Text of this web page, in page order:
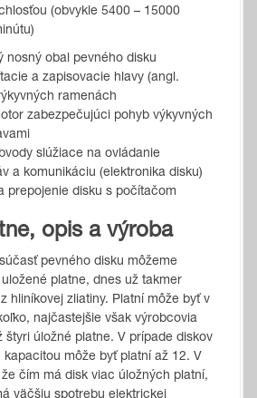
(obvykle 5400 – 15000
nosný obal pevného disku
a zapisovacie hlavy (angl.
ramenách
zabezpečujúci pohyb výkyvných
slúžiace na ovládanie
a komunikáciu (elektronika disku)
prepojenie disku s počítačom
opis a výroba
pevného disku môžeme
platne, dnes už takmer
hliníkovej zliatiny. Platní môže byť v
najčastejšie však výrobcovia
štyri úložné platne. V prípade diskov
môže byť platní až 12. V
čím má disk viac úložných platní,
väčšiu spotrebu elektrickej